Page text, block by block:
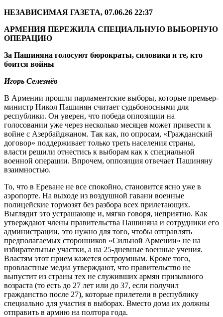
НЕЗАВИСИМАЯ ГАЗЕТА, 07.06.26 22:37
АРМЕНИЯ ПЕРЕЖИЛА СПЕЦИАЛЬНУЮ ВЫБОРНУЮ
ОПЕРАЦИЮ
За Пашиняна голосуют бюрократы, силовики и те, кто
боится войны
Игорь Селезнёв
В Армении прошли парламентские выборы, которые премьер-
министр Никол Пашинян считает судьбоносными для
республики. Он уверен, что победа оппозиции на
голосовании уже через несколько месяцев может привести к
войне с Азербайджаном. Так как, по опросам, «Гражданский
договор» поддерживает только треть населения страны,
власти решили отнестись к выборам как к специальной
военной операции. Впрочем, оппозиция отвечает Пашиняну
взаимностью.
То, что в Ереване не все спокойно, становится ясно уже в
аэропорте. На выходе из воздушной гавани военные
полицейские тормозят без разбора всех прилетающих.
Выглядит это устрашающе и, мягко говоря, неприятно. Как
утверждают члены правительства Пашиняна и сотрудники его
администрации, это нужно для того, чтобы отправлять
предполагаемых сторонников «Сильной Армении» не на
избирательные участки, а на 25-дневные военные учения.
Властям этот прием кажется остроумным. Кроме того,
провластные медиа утверждают, что правительство не
выпустит из страны тех не служивших армян призывного
возраста (то есть до 27 лет или до 37, если получил
гражданство после 27), которые прилетели в республику
специально для участия в выборах. Вместо дома их должны
отправить в армию на полтора года.